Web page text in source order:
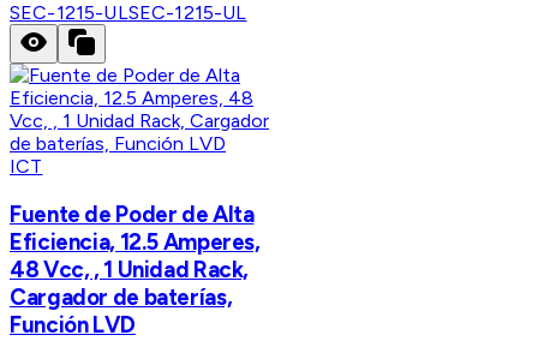
SEC-1215-ULSEC-1215-UL
ICT
Fuente de Poder de Alta
Eficiencia, 12.5 Amperes,
48 Vcc, , 1 Unidad Rack,
Cargador de baterías,
Función LVD